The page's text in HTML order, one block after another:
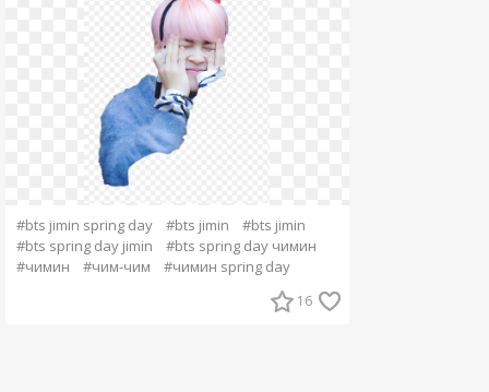
#bts jimin spring day #bts jimin
#bts jimin
#bts spring day jimin
#bts spring day чимин
#чимин
#чим-чим #чимин spring day
16